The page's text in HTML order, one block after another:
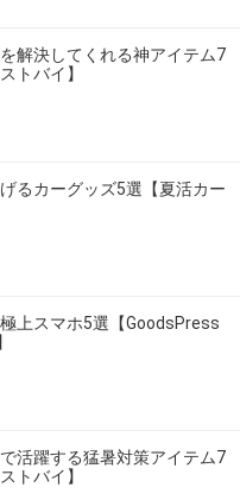
解決してくれる神アイテム7
トバイ】
るカーグッズ5選【夏活カー
上スマホ5選【GoodsPress
活躍する猛暑対策アイテム7
トバイ】